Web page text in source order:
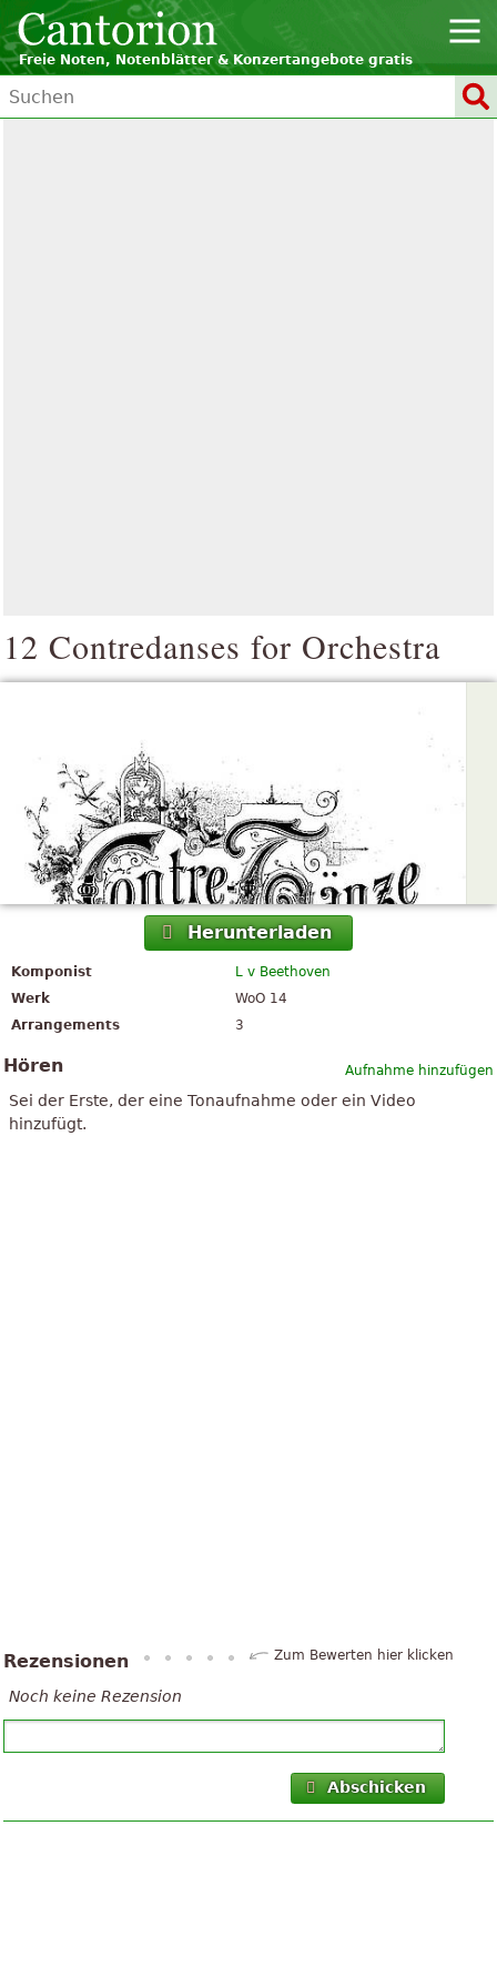
Freie Noten, Notenblätter & Konzertangebote gratis
12 Contredanses for Orchestra
Herunterladen
Komponist
L v Beethoven
Werk
WoO 14
Arrangements
3
Aufnahme hinzufügen
Hören
Sei der Erste, der eine Tonaufnahme oder ein Video
hinzufügt.
Rezensionen Zum Bewerten hier klicken
Noch keine Rezension
Abschicken